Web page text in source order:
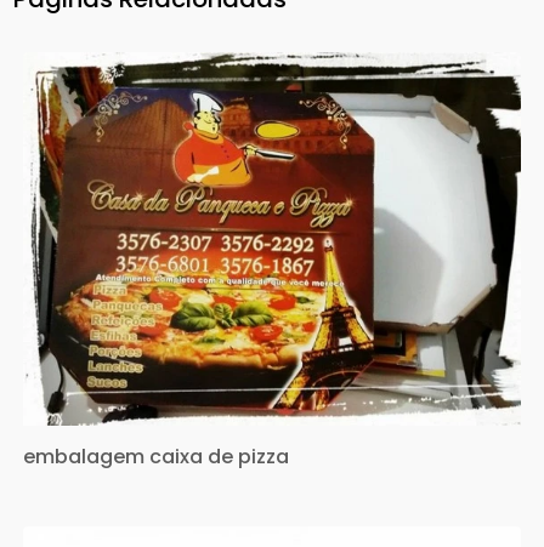
embalagem caixa de pizza